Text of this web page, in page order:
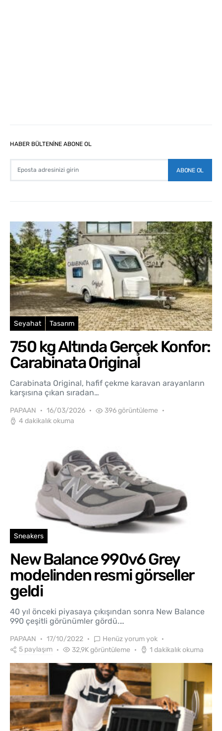
HABER BÜLTENİNE ABONE OL
ABONE OL
Seyahat Tasarım
750 kg Altında Gerçek Konfor:
Carabinata Original
Carabinata Original, hafif çekme karavan arayanların
karşısına çıkan sıradan…
PAPAAN 16/03/2026
396 görüntüleme
4 dakikalık okuma
Sneakers
New Balance 990v6 Grey
modelinden resmi görseller
geldi
40 yıl önceki piyasaya çıkışından sonra New Balance
990 çeşitli görünümler gördü.…
PAPAAN 17/10/2022
Henüz yorum yok
5 paylaşım
32,9K görüntüleme 1 dakikalık okuma